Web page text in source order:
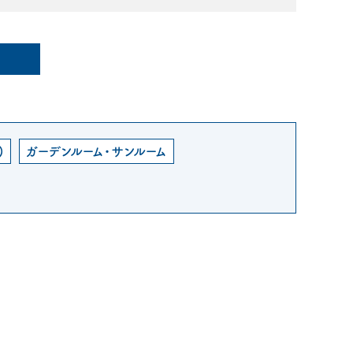
ガーデンルーム・サンルーム